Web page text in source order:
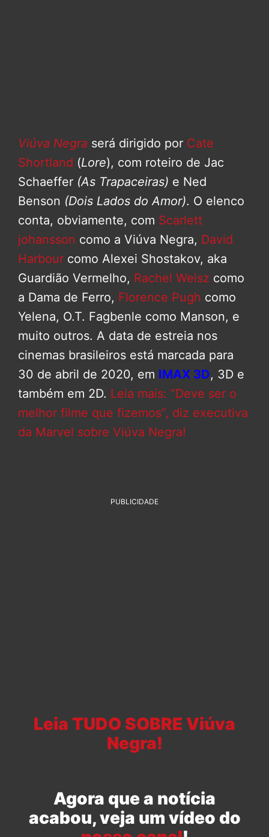
Viúva Negra será dirigido por Cate
Shortland (Lore), com roteiro de Jac
Schaeffer (As Trapaceiras) e Ned
Benson (Dois Lados do Amor). O elenco
conta, obviamente, com Scarlett
johansson como a Viúva Negra, David
Harbour como Alexei Shostakov, aka
Guardião Vermelho, Rachel Weisz como
a Dama de Ferro, Florence Pugh como
Yelena, O.T. Fagbenle como Manson, e
muito outros. A data de estreia nos
cinemas brasileiros está marcada para
30 de abril de 2020, em IMAX 3D, 3D e
também em 2D. Leia mais: “Deve ser o
melhor filme que fizemos”, diz executiva
da Marvel sobre Viúva Negra!
PUBLICIDADE
Leia TUDO SOBRE Viúva
Negra!
Agora que a notícia
acabou, veja um vídeo do